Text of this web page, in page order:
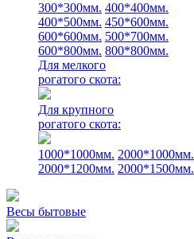
300*300мм. 400*400мм.
400*500мм. 450*600мм.
600*600мм. 500*700мм.
600*800мм. 800*800мм.
Для мелкого
рогатого скота:
Для крупного
рогатого скота:
1000*1000мм. 2000*1000мм.
2000*1200мм. 2000*1500мм.
Весы бытовые